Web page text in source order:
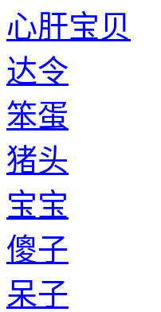
心肝宝贝
达令
笨蛋
猪头
宝宝
傻子
呆子